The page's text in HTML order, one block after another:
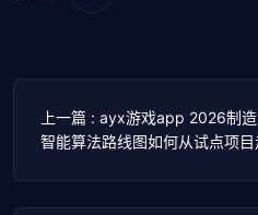
上一篇 : ayx游戏app 2026制
智能算法路线图如何从试点项